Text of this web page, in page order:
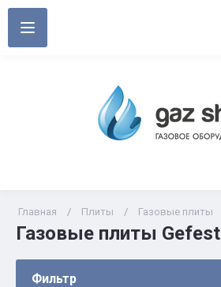
Главная / Плиты / Газовые плиты
Газовые плиты Gefest
Фильтр